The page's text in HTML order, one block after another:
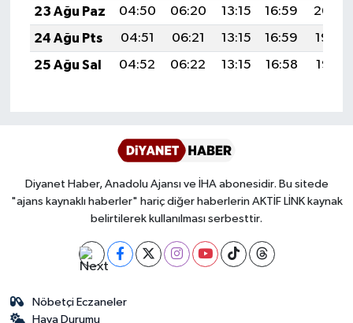
23 Ağu Paz
04:50 06:20 13:15 16:59
20:00
24 Ağu Pts
04:51 06:21 13:15 16:59
19:59
25 Ağu Sal
04:52 06:22 13:15 16:58 19:57
Diyanet Haber, Anadolu Ajansı ve İHA abonesidir. Bu sitede
"ajans kaynaklı haberler" hariç diğer haberlerin AKTİF LİNK kaynak
belirtilerek kullanılması serbesttir.
Nöbetçi Eczaneler
Hava Durumu
Kars Müftülüğü
Kastamonu Müftülüğü
Kilis Müftülüğü
Kırıkkale Müftülüğü
Kırşehir Müftülüğü
Kocaeli Müftülüğü